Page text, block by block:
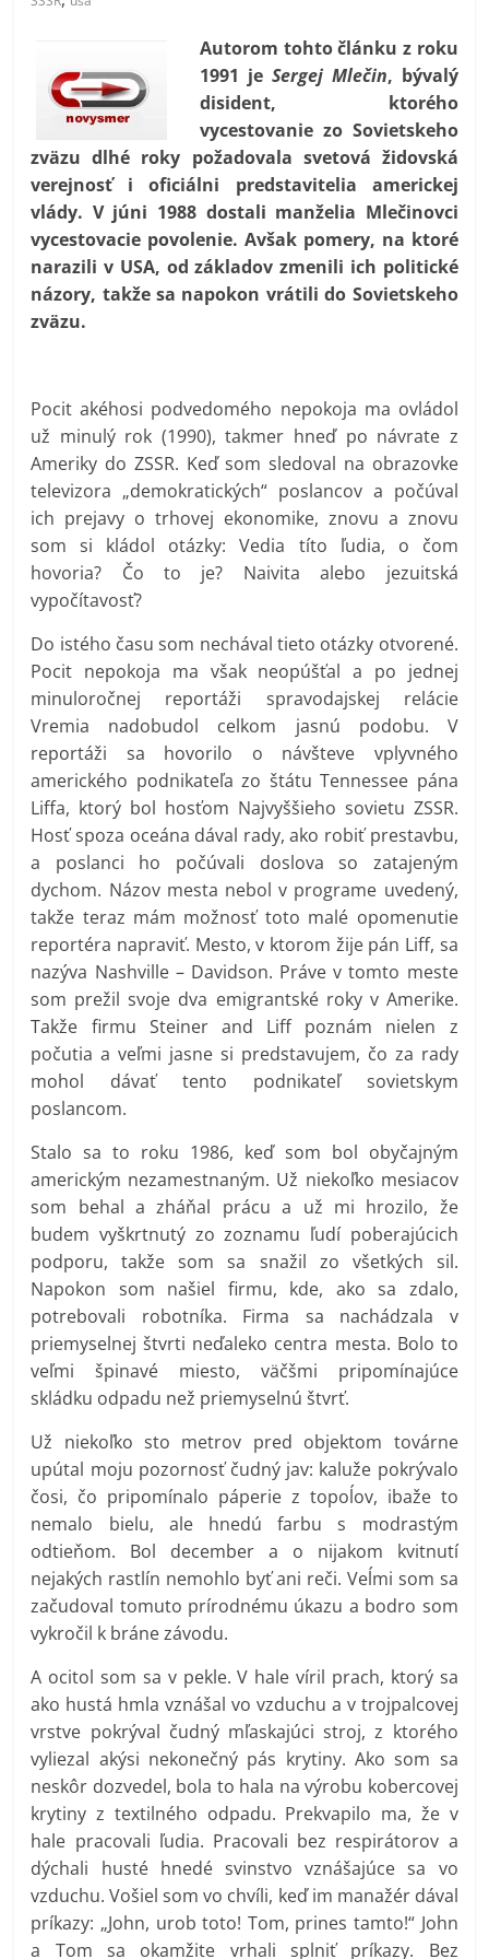
prospívá?
Autorom tohto článku z roku
1991 je Sergej Mlečin, bývalý
disident, ktorého
vycestovanie zo Sovietskeho
zväzu dlhé roky požadovala svetová židovská
verejnosť i oficiálni predstavitelia americkej
vlády. V júni 1988 dostali manželia Mlečinovci
vycestovacie povolenie. Avšak pomery, na ktoré
narazili v USA, od základov zmenili ich politické
názory, takže sa napokon vrátili do Sovietskeho
zväzu.
Pocit akéhosi podvedomého nepokoja ma ovládol
už minulý rok (1990), takmer hneď po návrate z
Ameriky do ZSSR. Keď som sledoval na obrazovke
televizora „demokratických“ poslancov a počúval
ich prejavy o trhovej ekonomike, znovu a znovu
som si kládol otázky: Vedia títo ľudia, o čom
hovoria? Čo to je? Naivita alebo jezuitská
vypočítavosť?
Do istého času som nechával tieto otázky otvorené.
Pocit nepokoja ma však neopúšťal a po jednej
minuloročnej reportáži spravodajskej relácie
Vremia nadobudol celkom jasnú podobu. V
reportáži sa hovorilo o návšteve vplyvného
amerického podnikateľa zo štátu Tennessee pána
Liffa, ktorý bol hosťom Najvyššieho sovietu ZSSR.
Hosť spoza oceána dával rady, ako robiť prestavbu,
a poslanci ho počúvali doslova so zatajeným
dychom. Názov mesta nebol v programe uvedený,
takže teraz mám možnosť toto malé opomenutie
reportéra napraviť. Mesto, v ktorom žije pán Liff, sa
nazýva Nashville – Davidson. Práve v tomto meste
som prežil svoje dva emigrantské roky v Amerike.
Takže firmu Steiner and Liff poznám nielen z
počutia a veľmi jasne si predstavujem, čo za rady
mohol dávať tento podnikateľ sovietskym
poslancom.
Stalo sa to roku 1986, keď som bol obyčajným
americkým nezamestnaným. Už niekoľko mesiacov
som behal a zháňal prácu a už mi hrozilo, že
budem vyškrtnutý zo zoznamu ľudí poberajúcich
podporu, takže som sa snažil zo všetkých sil.
Napokon som našiel firmu, kde, ako sa zdalo,
potrebovali robotníka. Firma sa nachádzala v
priemyselnej štvrti neďaleko centra mesta. Bolo to
veľmi špinavé miesto, väčšmi pripomínajúce
skládku odpadu než priemyselnú štvrť.
Už niekoľko sto metrov pred objektom továrne
upútal moju pozornosť čudný jav: kaluže pokrývalo
čosi, čo pripomínalo páperie z topoĺov, ibaže to
nemalo bielu, ale hnedú farbu s modrastým
odtieňom. Bol december a o nijakom kvitnutí
nejakých rastlín nemohlo byť ani reči. Veĺmi som sa
začudoval tomuto prírodnému úkazu a bodro som
vykročil k bráne závodu.
A ocitol som sa v pekle. V hale víril prach, ktorý sa
ako hustá hmla vznášal vo vzduchu a v trojpalcovej
vrstve pokrýval čudný mľaskajúci stroj, z ktorého
vyliezal akýsi nekonečný pás krytiny. Ako som sa
neskôr dozvedel, bola to hala na výrobu kobercovej
krytiny z textilného odpadu. Prekvapilo ma, že v
hale pracovali ľudia. Pracovali bez respirátorov a
dýchali husté hnedé svinstvo vznášajúce sa vo
vzduchu. Vošiel som vo chvíli, keď im manažér dával
príkazy: „John, urob toto! Tom, prines tamto!“ John
a Tom sa okamžite vrhali splniť príkazy. Bez